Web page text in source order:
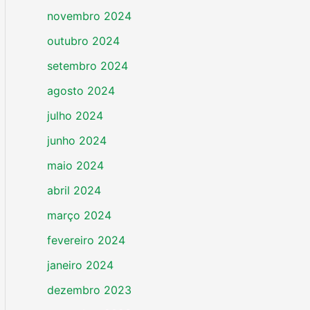
novembro 2024
outubro 2024
setembro 2024
agosto 2024
julho 2024
junho 2024
maio 2024
abril 2024
março 2024
fevereiro 2024
janeiro 2024
dezembro 2023